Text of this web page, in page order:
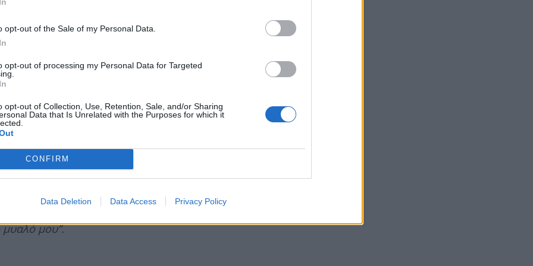
opt-out of the Sale of my Personal Data.
opt-out of processing my Personal Data for Targeted
opt-out of Collection, Use, Retention, Sale, and/or Sharing
Data that Is Unrelated with the Purposes for which it
CONFIRM
Data Deletion Data Access Privacy Policy
Είμαι γενικά άνθρωπος ο οποίος έχει βρει
βλέπει την θετική πλευρά στο οτιδήποτε
κατάκτηση.
για το πρόβλημά μου. Για να είμαι
όμως να κάνω πλάκα με αυτό ώστε να μην
θυμηθώ είναι όταν ένα παιδί είχε πει ότι
του είπα: αν πάρω ανάποδες θα γίνει
πολύ το γεγονός πως υπάρχουν
που μπορεί να αντιμετωπίζει ένα άλλο παιδί,
αναρωτιέμαι και να ρωτάω γιατί. Γιατί να
να πληγώνουν άλλους ανθρώπους… Ένα
μυαλό μου”.